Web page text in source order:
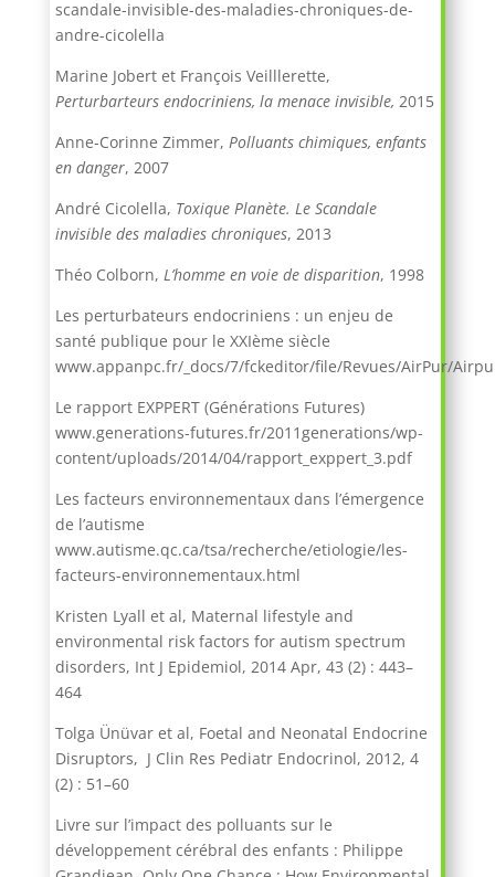
scandale-invisible-des-maladies-chroniques-de-
andre-cicolella
Marine Jobert et François Veilllerette,
Perturbarteurs endocriniens, la menace invisible, 2015
Anne-Corinne Zimmer, Polluants chimiques, enfants
en danger, 2007
André Cicolella, Toxique Planète. Le Scandale
invisible des maladies chroniques, 2013
Théo Colborn, L’homme en voie de disparition, 1998
Les perturbateurs endocriniens : un enjeu de
santé publique pour le XXIème siècle
www.appanpc.fr/_docs/7/fckeditor/file/Revues/AirPur/
Le rapport EXPPERT (Générations Futures)
www.generations-futures.fr/2011generations/wp-
content/uploads/2014/04/rapport_exppert_3.pdf
Les facteurs environnementaux dans l’émergence
de l’autisme
www.autisme.qc.ca/tsa/recherche/etiologie/les-
facteurs-environnementaux.html
Kristen Lyall et al, Maternal lifestyle and
environmental risk factors for autism spectrum
disorders, Int J Epidemiol, 2014 Apr, 43 (2) : 443–
464
Tolga Ünüvar et al, Foetal and Neonatal Endocrine
Disruptors, J Clin Res Pediatr Endocrinol, 2012, 4
(2) : 51–60
Livre sur l’impact des polluants sur le
développement cérébral des enfants : Philippe